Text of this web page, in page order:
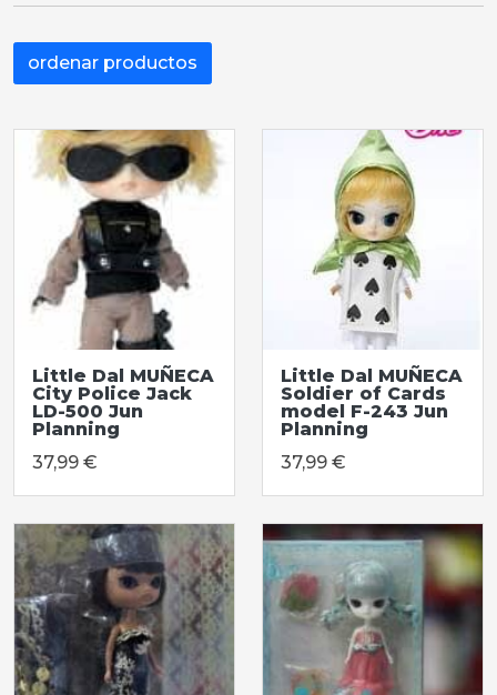
ordenar productos
Little Dal MUÑECA
City Police Jack
LD-500 Jun
Planning
37,99 €
Little Dal MUÑECA
Soldier of Cards
model F-243 Jun
Planning
37,99 €